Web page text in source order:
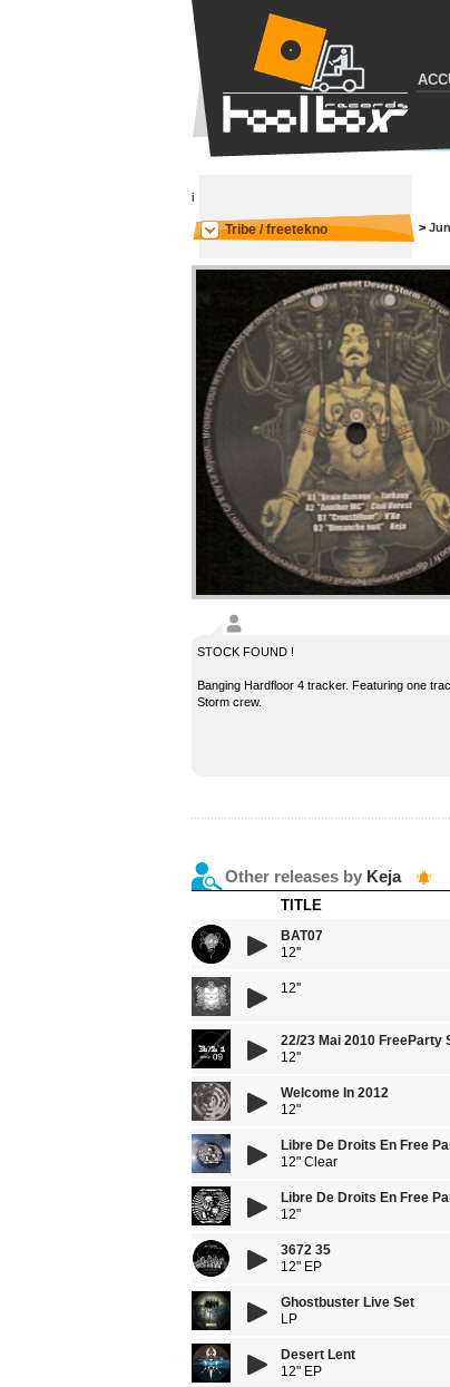
i
Tribe / freetekno >
STOCK FOUND !
Banging Hardfloor 4 tracker. Featuring one
Storm crew.
Other releases by Keja
TITLE
BAT07
12''
12''
22/23 Mai 2010 FreeParty
12''
Welcome In 2012
12"
Libre De Droits En Free
12" Clear
Libre De Droits En Free
12"
3672 35
12" EP
Ghostbuster Live Set
LP
Desert Lent
12" EP